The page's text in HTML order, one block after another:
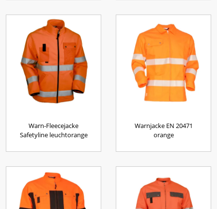
Warn-Fleecejacke
Safetyline leuchtorange
Warnjacke EN 20471
orange